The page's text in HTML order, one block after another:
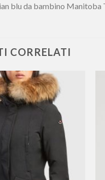
blu da bambino Manitoba
CORRELATI